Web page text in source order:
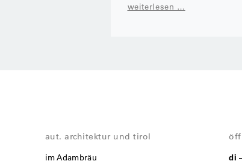
weiterlesen …
aut. architektur und tirol
im Adambräu
di